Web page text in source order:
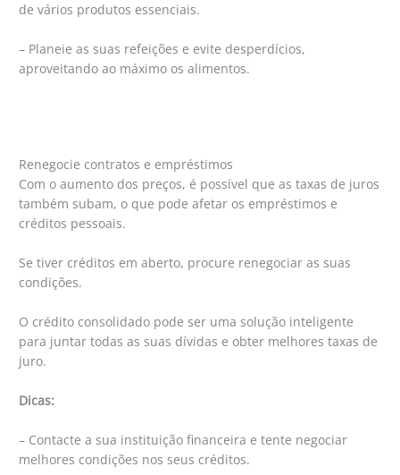
de vários produtos essenciais.
– Planeie as suas refeições e evite desperdícios,
aproveitando ao máximo os alimentos.
Renegocie contratos e empréstimos
Com o aumento dos preços, é possível que as taxas de juros
também subam, o que pode afetar os empréstimos e
créditos pessoais.
Se tiver créditos em aberto, procure renegociar as suas
condições.
O crédito consolidado pode ser uma solução inteligente
para juntar todas as suas dívidas e obter melhores taxas de
juro.
Dicas:
– Contacte a sua instituição financeira e tente negociar
melhores condições nos seus créditos.